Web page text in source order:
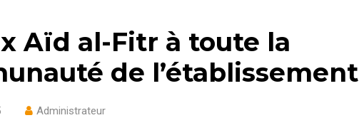
Aïd al-Fitr à toute la
de l’établissement
Administrateur